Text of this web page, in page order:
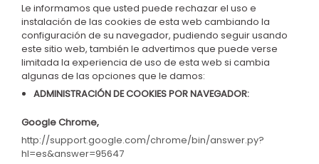
Le informamos que usted puede rechazar el uso e
instalación de las cookies de esta web cambiando la
configuración de su navegador, pudiendo seguir usando
este sitio web, también le advertimos que puede verse
limitada la experiencia de uso de esta web si cambia
algunas de las opciones que le damos:
ADMINISTRACIÓN DE COOKIES POR NAVEGADOR:
Google Chrome,
http://support.google.com/chrome/bin/answer.py?
hl=es&answer=95647